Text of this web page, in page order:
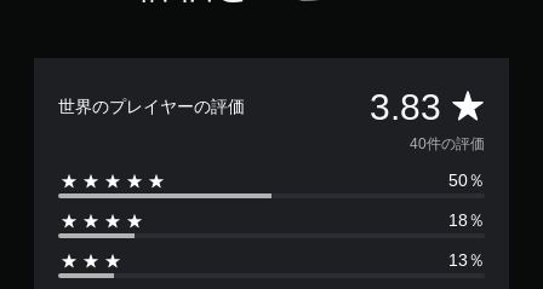
世界のプレイヤーの評価 3.83 評
価
数
は
40件の評価
50％
18％
13％